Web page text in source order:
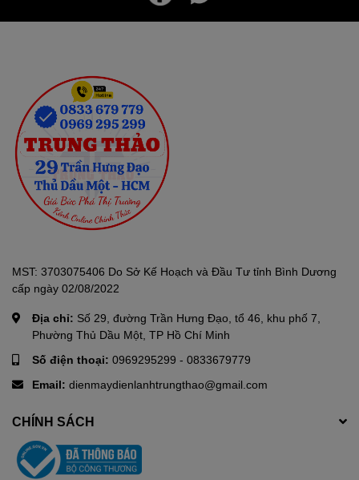
Một số lưu ý khi dùng máy làm mát không khí.
máy sát tường. Bởi vì việc đặt sát tường có thể sẽ khiến
máy gây nên tiếng ồn khó chịu, hơi nóng tỏa ra không
phân tán được làm hư hại các linh kiện bên trong máy.
Dùng ở nơi thông thoáng : Để máy hoạt động tốt, mang
lại không khí mát mẻ, dễ chịu thì nên đặt máy ở các
thông thoáng
, có luồng không khí luân chuyển nhiều. Đối
với phòng kín, nên đặt
mặt lấy gió hướng ra cửa
tiếp nhận luồng gió từ bên ngoài và đẩy không khí nóng ra
MST: 3703075406 Do Sở Kế Hoạch và Đầu Tư tỉnh Bình Dương
cấp ngày 02/08/2022
Địa chỉ: Số 29, đường Trần Hưng Đạo, tổ 46, khu phố 7,
Phường Thủ Dầu Một, TP Hồ Chí Minh
Số điện thoại: 0969295299 - 0833679779
Email: dienmaydienlanhtrungthao@gmail.com
CHÍNH SÁCH